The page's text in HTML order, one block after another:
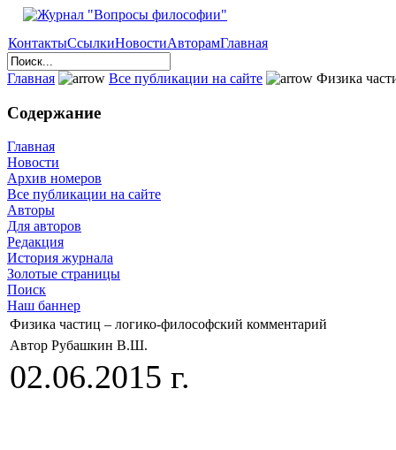
КонтактыСсылкиНовостиАвторамГлавная
Главная Все публикации на сайте Физика
Содержание
Главная
Новости
Архив номеров
Все публикации на сайте
Авторы
Для авторов
Редакция
История журнала
Золотые страницы
Поиск
Наш баннер
Физика частиц – логико-философский комментарий
Автор Рубашкин В.Ш.
02.06.2015 г.